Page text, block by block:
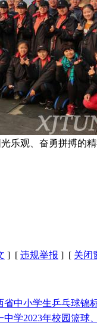
观、奋勇拼搏的
] [ 违规举报 ] [ 关闭
省中小学生乒乓球锦
中学2023年校园篮球